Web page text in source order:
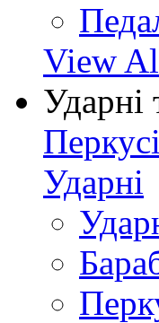
View
Ударні
Ударні